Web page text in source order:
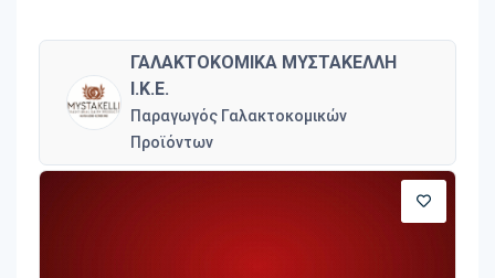
ΓΑΛΑΚΤΟΚΟΜΙΚΑ ΜΥΣΤΑΚΕΛΛΗ
Ι.Κ.Ε.
Παραγωγός Γαλακτοκομικών
Προϊόντων